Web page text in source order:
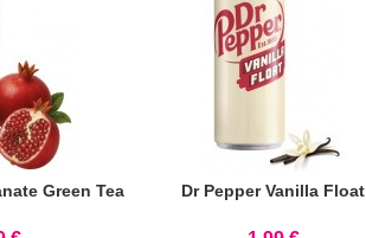
Green Tea Dr Pepper Vanilla Float